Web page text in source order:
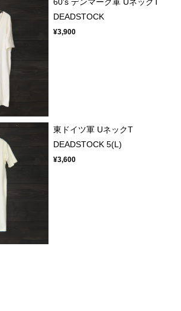
DEADSTOCK
¥3,900
東ドイツ軍 UネックT
DEADSTOCK 5(L)
¥3,600